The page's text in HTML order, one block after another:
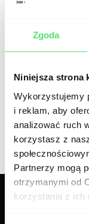
Zgoda
Niniejsza strona
Wykorzystujemy
i reklam, aby
analizować ruch
korzystasz z
Partnerzy mogą
otrzymanymi od
korzystania z ich
Efekt naszej
przez SWISS
zarówno w
detalicznych,